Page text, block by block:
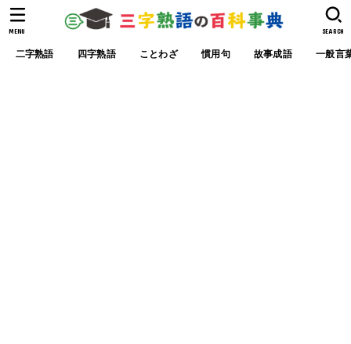
二字熟語 四字熟語 ことわざ 慣用句 故事成語 一般言
SEARCH
MENU